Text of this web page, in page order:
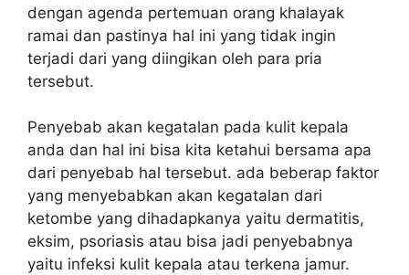
dengan agenda pertemuan orang khalayak
ramai dan pastinya hal ini yang tidak ingin
terjadi dari yang diingikan oleh para pria
tersebut.
Penyebab akan kegatalan pada kulit kepala
anda dan hal ini bisa kita ketahui bersama apa
dari penyebab hal tersebut. ada beberap faktor
yang menyebabkan akan kegatalan dari
ketombe yang dihadapkanya yaitu dermatitis,
eksim, psoriasis atau bisa jadi penyebabnya
yaitu infeksi kulit kepala atau terkena jamur.